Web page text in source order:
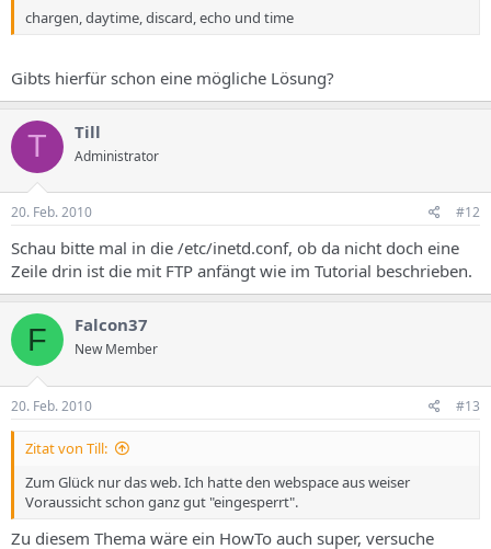
chargen, daytime, discard, echo und time
Gibts hierfür schon eine mögliche Lösung?
T Till
Administrator
20. Feb. 2010 #12
Schau bitte mal in die /etc/inetd.conf, ob da nicht doch eine
Zeile drin ist die mit FTP anfängt wie im Tutorial beschrieben.
F Falcon37
New Member
20. Feb. 2010 #13
Zitat von Till:
Zum Glück nur das web. Ich hatte den webspace aus weiser
Voraussicht schon ganz gut "eingesperrt".
Zu diesem Thema wäre ein HowTo auch super, versuche